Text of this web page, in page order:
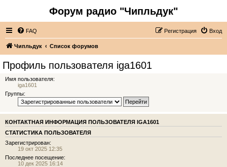
Форум радио "Чипльдук"
FAQ Вход
Регистрация
Чипльдук Список форумов
Профиль пользователя iga1601
Имя пользователя:
iga1601
Группы:
КОНТАКТНАЯ ИНФОРМАЦИЯ ПОЛЬЗОВАТЕЛЯ IGA1601
СТАТИСТИКА ПОЛЬЗОВАТЕЛЯ
Зарегистрирован:
19 окт 2025 12:35
Последнее посещение:
10 дек 2025 16:14